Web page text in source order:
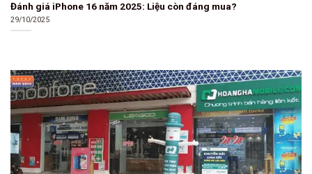
Đánh giá iPhone 16 năm 2025: Liệu còn đáng mua?
29/10/2025